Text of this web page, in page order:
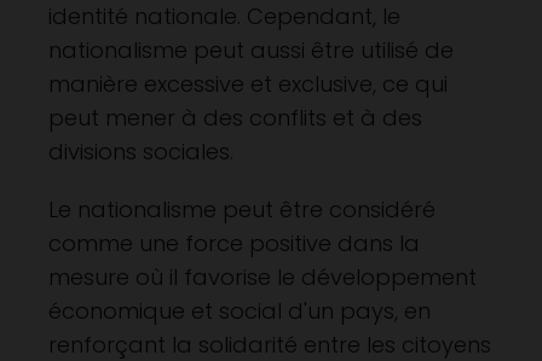
identité nationale. Cependant, le
nationalisme peut aussi être utilisé de
manière excessive et exclusive, ce qui
peut mener à des conflits et à des
divisions sociales.
Le nationalisme peut être considéré
comme une force positive dans la
mesure où il favorise le développement
économique et social d'un pays, en
renforçant la solidarité entre les citoyens